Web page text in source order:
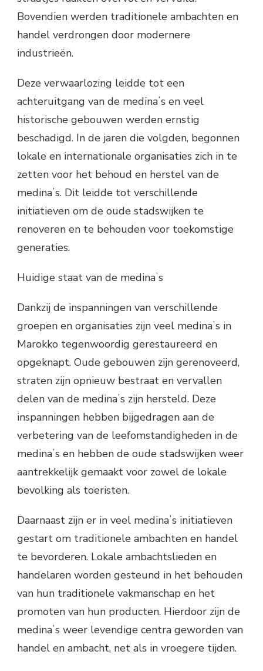
Bovendien werden traditionele ambachten en
handel verdrongen door modernere
industrieën.
Deze verwaarlozing leidde tot een
achteruitgang van de medinaʼs en veel
historische gebouwen werden ernstig
beschadigd. In de jaren die volgden, begonnen
lokale en internationale organisaties zich in te
zetten voor het behoud en herstel van de
medinaʼs. Dit leidde tot verschillende
initiatieven om de oude stadswijken te
renoveren en te behouden voor toekomstige
generaties.
Huidige staat van de medinaʼs
Dankzij de inspanningen van verschillende
groepen en organisaties zijn veel medinaʼs in
Marokko tegenwoordig gerestaureerd en
opgeknapt. Oude gebouwen zijn gerenoveerd,
straten zijn opnieuw bestraat en vervallen
delen van de medinaʼs zijn hersteld. Deze
inspanningen hebben bijgedragen aan de
verbetering van de leefomstandigheden in de
medinaʼs en hebben de oude stadswijken weer
aantrekkelijk gemaakt voor zowel de lokale
bevolking als toeristen.
Daarnaast zijn er in veel medinaʼs initiatieven
gestart om traditionele ambachten en handel
te bevorderen. Lokale ambachtslieden en
handelaren worden gesteund in het behouden
van hun traditionele vakmanschap en het
promoten van hun producten. Hierdoor zijn de
medinaʼs weer levendige centra geworden van
handel en ambacht, net als in vroegere tijden.